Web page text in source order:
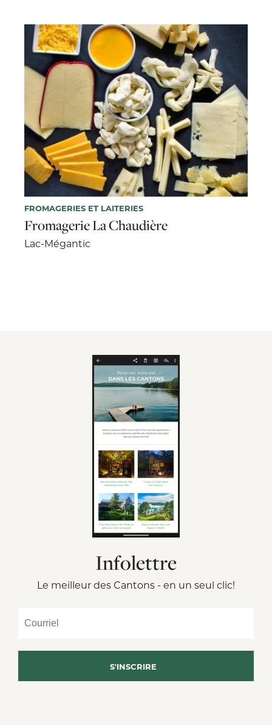
FROMAGERIES ET LAITERIES
Fromagerie La Chaudière
Lac-Mégantic
Infolettre
Le meilleur des Cantons - en un seul clic!